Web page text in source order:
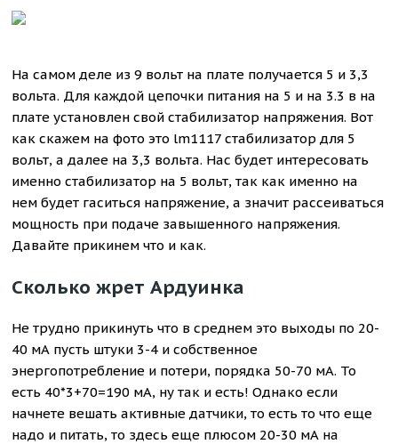
На самом деле из 9 вольт на плате получается 5 и 3,3
вольта. Для каждой цепочки питания на 5 и на 3.3 в на
плате установлен свой стабилизатор напряжения. Вот
как скажем на фото это lm1117 стабилизатор для 5
вольт, а далее на 3,3 вольта. Нас будет интересовать
именно стабилизатор на 5 вольт, так как именно на
нем будет гаситься напряжение, а значит рассеиваться
мощность при подаче завышенного напряжения.
Давайте прикинем что и как.
Сколько жрет Ардуинка
Не трудно прикинуть что в среднем это выходы по 20-
40 мА пусть штуки 3-4 и собственное
энергопотребление и потери, порядка 50-70 мА. То
есть 40*3+70=190 мА, ну так и есть! Однако если
начнете вешать активные датчики, то есть то что еще
надо и питать, то здесь еще плюсом 20-30 мА на